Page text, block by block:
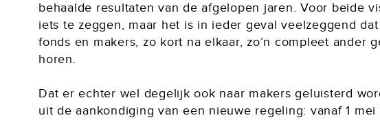
behaalde resultaten van de afgelopen jaren. Voor beide
iets te zeggen, maar het is in ieder geval veelzeggend
fonds en makers, zo kort na elkaar, zo’n compleet ander
horen.
Dat er echter wel degelijk ook naar makers geluisterd
uit de aankondiging van een nieuwe regeling: vanaf 1 mei